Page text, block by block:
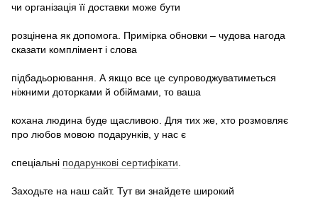
чи організація її доставки може бути
розцінена як допомога. Примірка обновки – чудова нагода
сказати комплімент і слова
підбадьорювання. А якщо все це супроводжуватиметься
ніжними доторками й обіймами, то ваша
кохана людина буде щасливою. Для тих же, хто розмовляє
про любов мовою подарунків, у нас є
спеціальні подарункові сертифікати.
Заходьте на наш сайт. Тут ви знайдете широкий